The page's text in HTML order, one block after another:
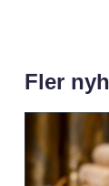
Fler